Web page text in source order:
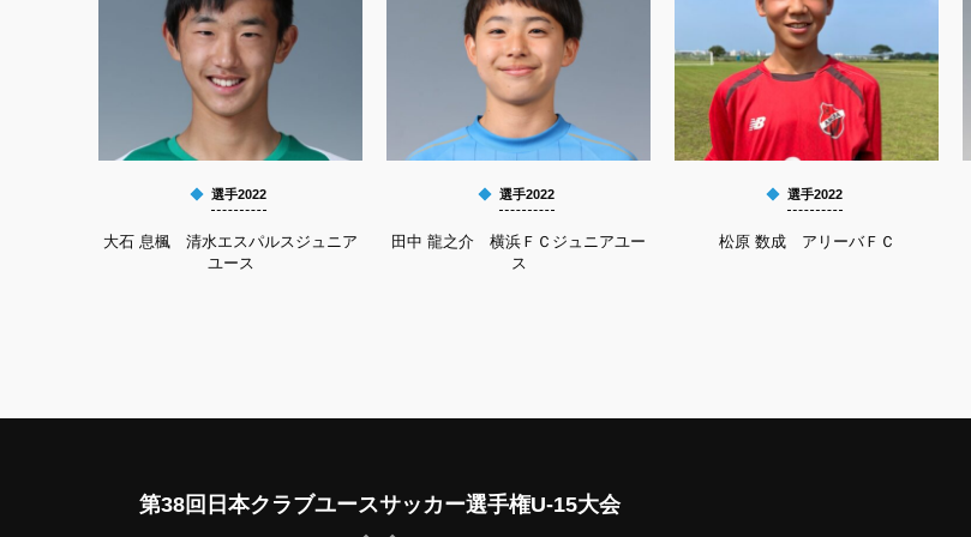
選手2022
大石 息楓 清水エスパルスジュニア
ユース
選手2022
田中 龍之介 横浜ＦＣジュニアユー
ス
選手2022
松原 数成 アリーバＦＣ
第38回日本クラブユースサッカー選手権U-15大会